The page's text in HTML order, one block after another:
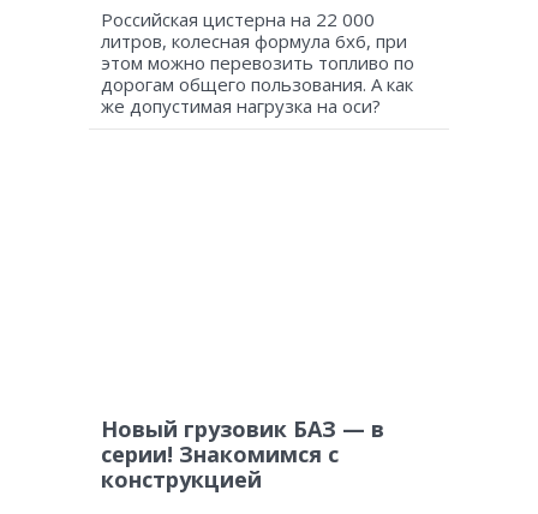
Российская цистерна на 22 000
литров, колесная формула 6х6, при
этом можно перевозить топливо по
дорогам общего пользования. А как
же допустимая нагрузка на оси?
Новый грузовик БАЗ — в
серии! Знакомимся с
конструкцией